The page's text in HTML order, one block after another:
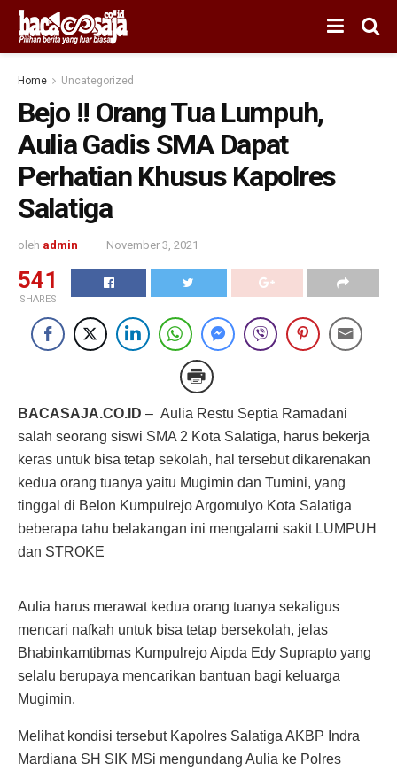
Home Uncategorized
Bejo !! Orang Tua Lumpuh,
Aulia Gadis SMA Dapat
Perhatian Khusus Kapolres
Salatiga
oleh admin November 3, 2021
541
SHARES
BACASAJA.CO.ID – Aulia Restu Septia Ramadani
salah seorang siswi SMA 2 Kota Salatiga, harus bekerja
keras untuk bisa tetap sekolah, hal tersebut dikarenakan
kedua orang tuanya yaitu Mugimin dan Tumini, yang
tinggal di Belon Kumpulrejo Argomulyo Kota Salatiga
beberapa tahu belakangan ini mengalami sakit LUMPUH
dan STROKE
Aulia harus merawat kedua orang tuanya sekaligus
mencari nafkah untuk bisa tetap bersekolah, jelas
Bhabinkamtibmas Kumpulrejo Aipda Edy Suprapto yang
selalu berupaya mencarikan bantuan bagi keluarga
Mugimin.
Melihat kondisi tersebut Kapolres Salatiga AKBP Indra
Mardiana SH SIK MSi mengundang Aulia ke Polres